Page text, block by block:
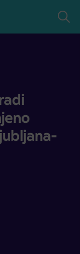
obratovanje linije